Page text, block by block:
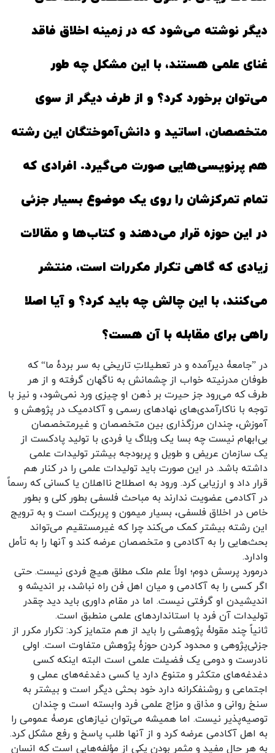
دیگر نوشته می‌شود که در زمینه اخلاق فاقد
غنای علمی هستند، با این مشکل چه طور
می‌توان برخورد کرد؟ و از طرف دیگر از سوی
متخصصان، اساتید و دانش‌آموختگان این رشته
هم پرنویسی‌هایی صورت می‌گیرد. افرادی که
تمام تمرکزشان را روی یک موضوع بسیار جزئی
در این حوزه قرار می‌دهند و کتاب‌ها و مقالات
زیادی که گاهی تکرار مکررات است، منتشر
می‌کنند، با این چالش چه باید کرد؟ و آیا اصلا
راهی برای مقابله با آن هست؟
در ”جامعۀ دیرآمده و در تعطیلاتِ تاریخی به سر بردۀ ما“ که
طوفان مدرنیته خواب از چشمانش به ناگهان گرفته و از هر
طرف که می‌رود جز حیرت بر ذهن او چیزی ورد نمی‌شود، و نیز با
توجه با ناکارآمدی‌های نهادهای رسمی و آکادمیک در پژوهش و
آموزش، چندان مرزگذاری بین متخصصان و غیرمتخصصان
بی‌ابهام نیست چه بسا یک وبلاگ یا فردی با تولید پادکست از
یک سازمان عریض و طویل و پربودجه بیشتر تولیدات علمی
داشته باشد. در این صورت باید تولیدات علمی را در کنار هم
قرار داد و ارزیابی کرد. ورود به اصطلاح نااهلان یا کسانی که رسماً
در آکادمی عضویت ندارند به مباحث فلسفی بطور کلی و بطور
خاص در اخلاق فلسفی، بسیار میمون و پربرکت است و به ترویج
این رشته بیشتر کمک می‌کند چرا که غیرمستقیم می‌تواند
بحث‌هایی را به آکادمی و متخصصان عرضه کند و آنها را به تأمل
وادارد.
درمورد پرسش دوم؛ اولاً علم ملک مطلق هیچ فردی نیست. حتی
اگر کسی را به آکادمی و میان اهل فن راه نباشد، بر اندیشه و
اندیشیدن او گرفتی نیست. اما در مقام داوری باید دید چقدر
تولیدات آن فرد با استانداردهای علمی منطبق است.
ثانیاً چند مقولۀ پژوهشی را باید از هم متمایز کرد: تکرار مکرر از
جزئی‌پژوهی و محدود کردن حوزۀ پژوهش متفاوت است. اولی
نادرست و دومی یک فضیلت علمی است البته اینکه کسی
دغدغه‌های متکثر و متنوع دارد یا کسی دغدغه‌های عملی و
اجتماعی و روشنفکرانه دارد خود بحثی دیگر است و بیشتر به
سنخ روانی و مذاق و مزاج علمی فرد وابسته است و چندان
توصیه‌پذیر نیست. اما همیشه می‌توان نیازهای عرصۀ عمومی را
به اهل آکادمی عرضه کرد و از آنها طلب پاسخ و رفع مشکل کرد.
به هر حال مفید و مثمر بودن یکی از مؤلفه‌هایی است که انسان